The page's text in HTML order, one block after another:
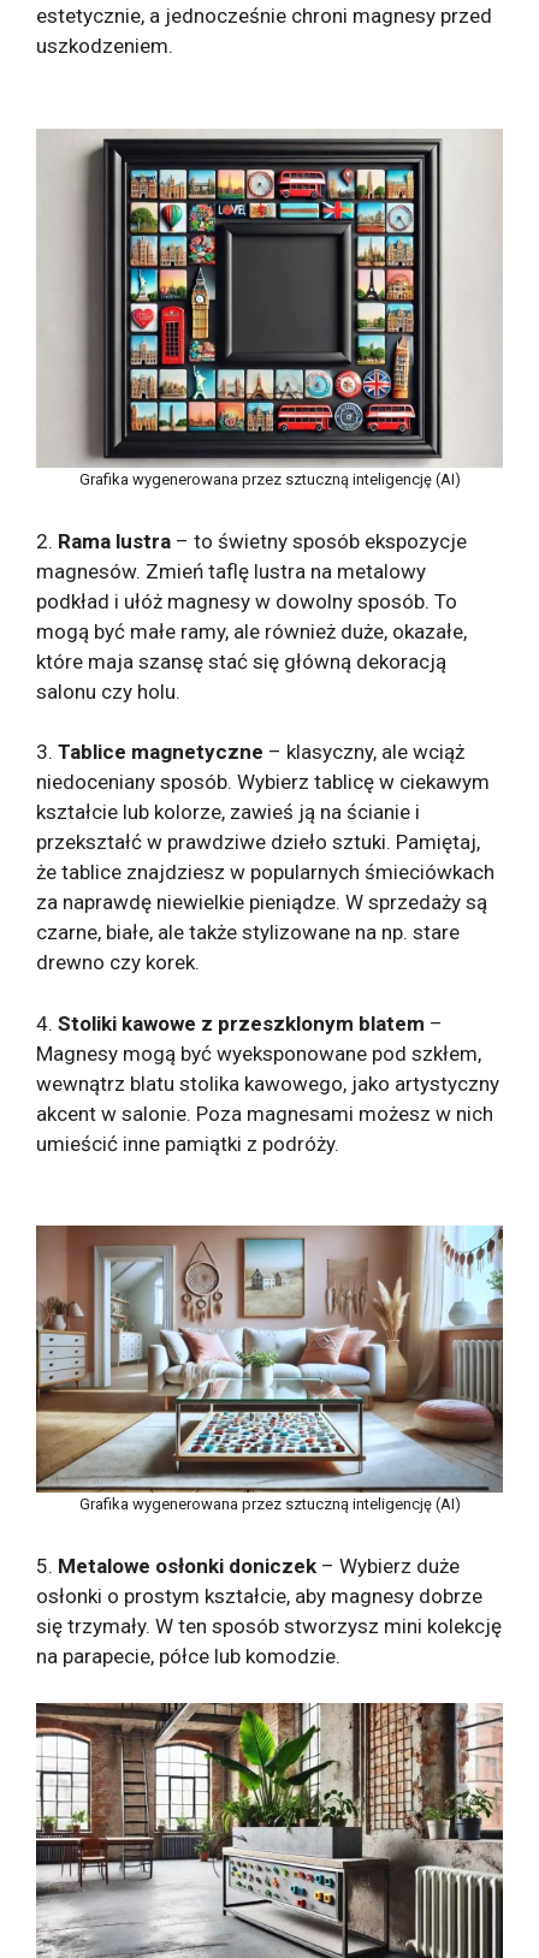
estetycznie, a jednocześnie chroni magnesy przed
uszkodzeniem.
Grafika wygenerowana przez sztuczną inteligencję (AI)
2. Rama lustra – to świetny sposób ekspozycje
magnesów. Zmień taflę lustra na metalowy
podkład i ułóż magnesy w dowolny sposób. To
mogą być małe ramy, ale również duże, okazałe,
które maja szansę stać się główną dekoracją
salonu czy holu.
3. Tablice magnetyczne – klasyczny, ale wciąż
niedoceniany sposób. Wybierz tablicę w ciekawym
kształcie lub kolorze, zawieś ją na ścianie i
przekształć w prawdziwe dzieło sztuki. Pamiętaj,
że tablice znajdziesz w popularnych śmieciówkach
za naprawdę niewielkie pieniądze. W sprzedaży są
czarne, białe, ale także stylizowane na np. stare
drewno czy korek.
4. Stoliki kawowe z przeszklonym blatem –
Magnesy mogą być wyeksponowane pod szkłem,
wewnątrz blatu stolika kawowego, jako artystyczny
akcent w salonie. Poza magnesami możesz w nich
umieścić inne pamiątki z podróży.
Grafika wygenerowana przez sztuczną inteligencję (AI)
5. Metalowe osłonki doniczek – Wybierz duże
osłonki o prostym kształcie, aby magnesy dobrze
się trzymały. W ten sposób stworzysz mini kolekcję
na parapecie, półce lub komodzie.